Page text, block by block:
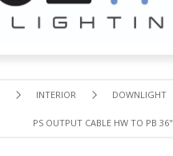
INTERIOR DOWNLIGHT
PS OUTPUT CABLE HW TO PB 36"